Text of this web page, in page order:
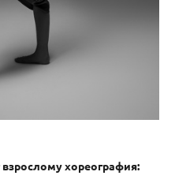
хореография: